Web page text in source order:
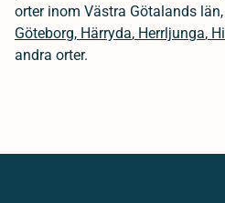
orter inom Västra Götalands
Göteborg, Härryda, Herrljunga,
andra orter.